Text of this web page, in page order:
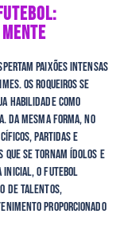
paixões intensas
Os roqueiros se
habilidade como
mesma forma, no
partidas e
que se tornam ídolos e
inicial, o futebol
de talentos,
proporcionado